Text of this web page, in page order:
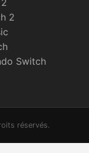
2
Switch
réservés.